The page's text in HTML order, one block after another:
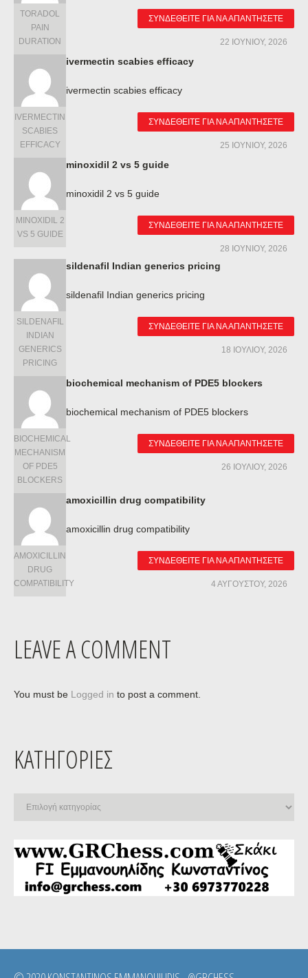
TORADOL
PAIN
DURATION
ΣΥΝΔΕΘΕΊΤΕ ΓΙΑ ΝΑ ΑΠΑΝΤΉΣΕΤΕ
22 ΙΟΥΝΊΟΥ, 2026
IVERMECTIN
SCABIES
EFFICACY
ivermectin scabies efficacy
ivermectin scabies efficacy
ΣΥΝΔΕΘΕΊΤΕ ΓΙΑ ΝΑ ΑΠΑΝΤΉΣΕΤΕ
25 ΙΟΥΝΊΟΥ, 2026
MINOXIDIL 2
VS 5 GUIDE
minoxidil 2 vs 5 guide
minoxidil 2 vs 5 guide
ΣΥΝΔΕΘΕΊΤΕ ΓΙΑ ΝΑ ΑΠΑΝΤΉΣΕΤΕ
28 ΙΟΥΝΊΟΥ, 2026
SILDENAFIL
INDIAN
GENERICS
PRICING
sildenafil Indian generics pricing
sildenafil Indian generics pricing
ΣΥΝΔΕΘΕΊΤΕ ΓΙΑ ΝΑ ΑΠΑΝΤΉΣΕΤΕ
18 ΙΟΥΛΊΟΥ, 2026
BIOCHEMICAL
MECHANISM
OF PDE5
BLOCKERS
biochemical mechanism of PDE5 blockers
biochemical mechanism of PDE5 blockers
ΣΥΝΔΕΘΕΊΤΕ ΓΙΑ ΝΑ ΑΠΑΝΤΉΣΕΤΕ
26 ΙΟΥΛΊΟΥ, 2026
AMOXICILLIN
DRUG
COMPATIBILITY
amoxicillin drug compatibility
amoxicillin drug compatibility
ΣΥΝΔΕΘΕΊΤΕ ΓΙΑ ΝΑ ΑΠΑΝΤΉΣΕΤΕ
4 ΑΥΓΟΎΣΤΟΥ, 2026
LEAVE A COMMENT
You must be Logged in to post a comment.
ΚΑΤΗΓΟΡΊΕΣ